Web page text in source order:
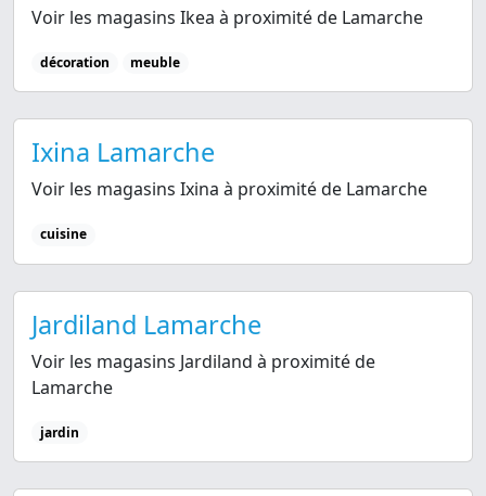
Voir les magasins Ikea à proximité de Lamarche
décoration meuble
Ixina Lamarche
Voir les magasins Ixina à proximité de Lamarche
cuisine
Jardiland Lamarche
Voir les magasins Jardiland à proximité de
Lamarche
jardin